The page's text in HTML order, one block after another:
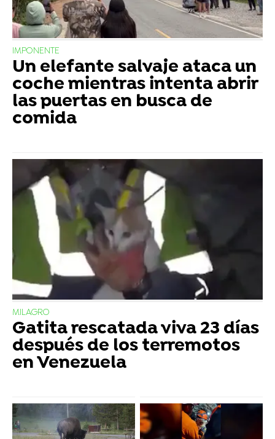
IMPONENTE
Un elefante salvaje ataca un
coche mientras intenta abrir
las puertas en busca de
comida
MILAGRO
Gatita rescatada viva 23 días
después de los terremotos
en Venezuela